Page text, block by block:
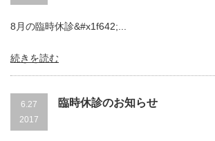
8月の臨時休診&#x1f642;...
続きを読む
6.27
2017
臨時休診のお知らせ